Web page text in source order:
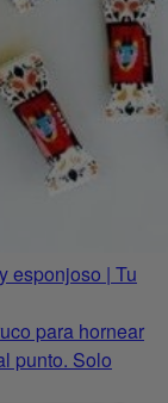
esponjoso | Tu
para hornear
punto. Solo